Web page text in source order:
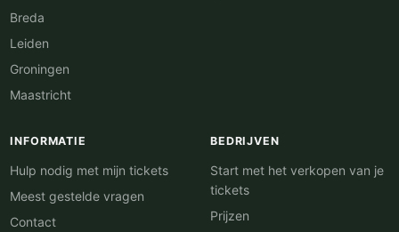
Breda
Leiden
Groningen
Maastricht
INFORMATIE
Hulp nodig met mijn tickets
Meest gestelde vragen
Contact
BEDRIJVEN
Start met het verkopen van je
tickets
Prijzen